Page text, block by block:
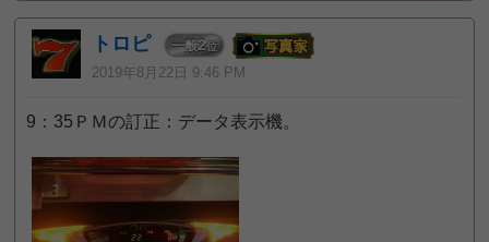
トロピ 一般2位
2019年8月22日 9:46 PM
9：35ＰＭの訂正：データ表示機。